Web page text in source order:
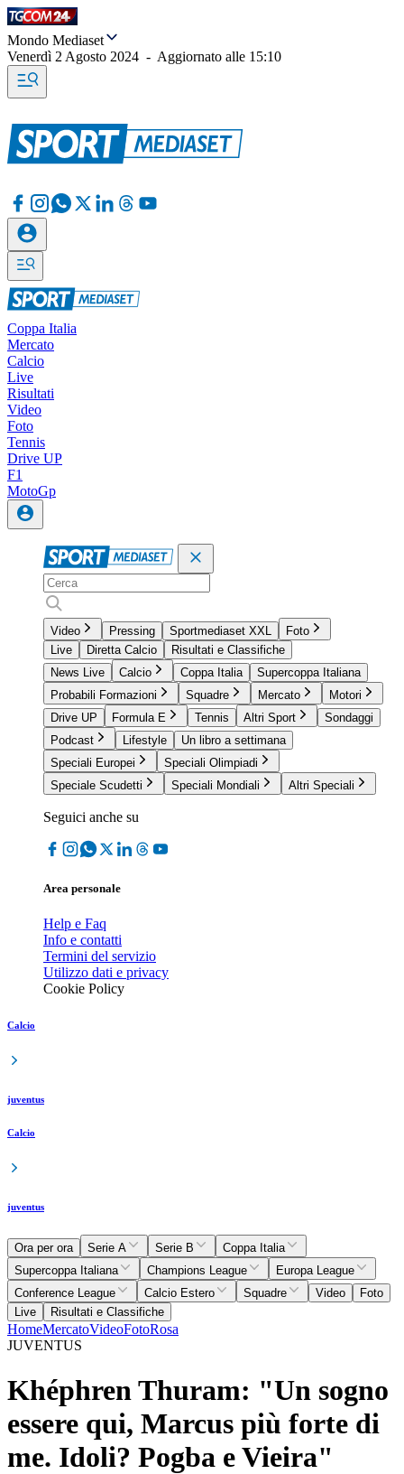
Mondo Mediaset
Venerdì 2 Agosto 2024 - Aggiornato alle 15:10
Coppa Italia
Mercato
Calcio
Live
Risultati
Video
Foto
Tennis
Drive UP
F1
MotoGp
Video Pressing Sportmediaset XXL
Foto
Live
Diretta Calcio
Risultati e Classifiche
News Live
Calcio Coppa Italia
Supercoppa Italiana
Probabili Formazioni
Squadre Mercato
Motori
Drive UP
Formula E Tennis Altri Sport
Sondaggi
Podcast
Lifestyle
Un libro a settimana
Speciali Europei
Speciali Olimpiadi
Speciale Scudetti
Speciali Mondiali Altri Speciali
Seguici anche su
Area personale
Help e Faq
Info e contatti
Termini del servizio
Utilizzo dati e privacy
Cookie Policy
Calcio
juventus
Calcio
juventus
Ora per ora Serie A Serie B
Coppa Italia
Supercoppa Italiana
Champions League
Europa League
Conference League
Calcio Estero Squadre Video
Foto
Live
Risultati e Classifiche
HomeMercatoVideoFotoRosa
JUVENTUS
Khéphren Thuram: "Un sogno
essere qui, Marcus più forte di
me. Idoli? Pogba e Vieira"